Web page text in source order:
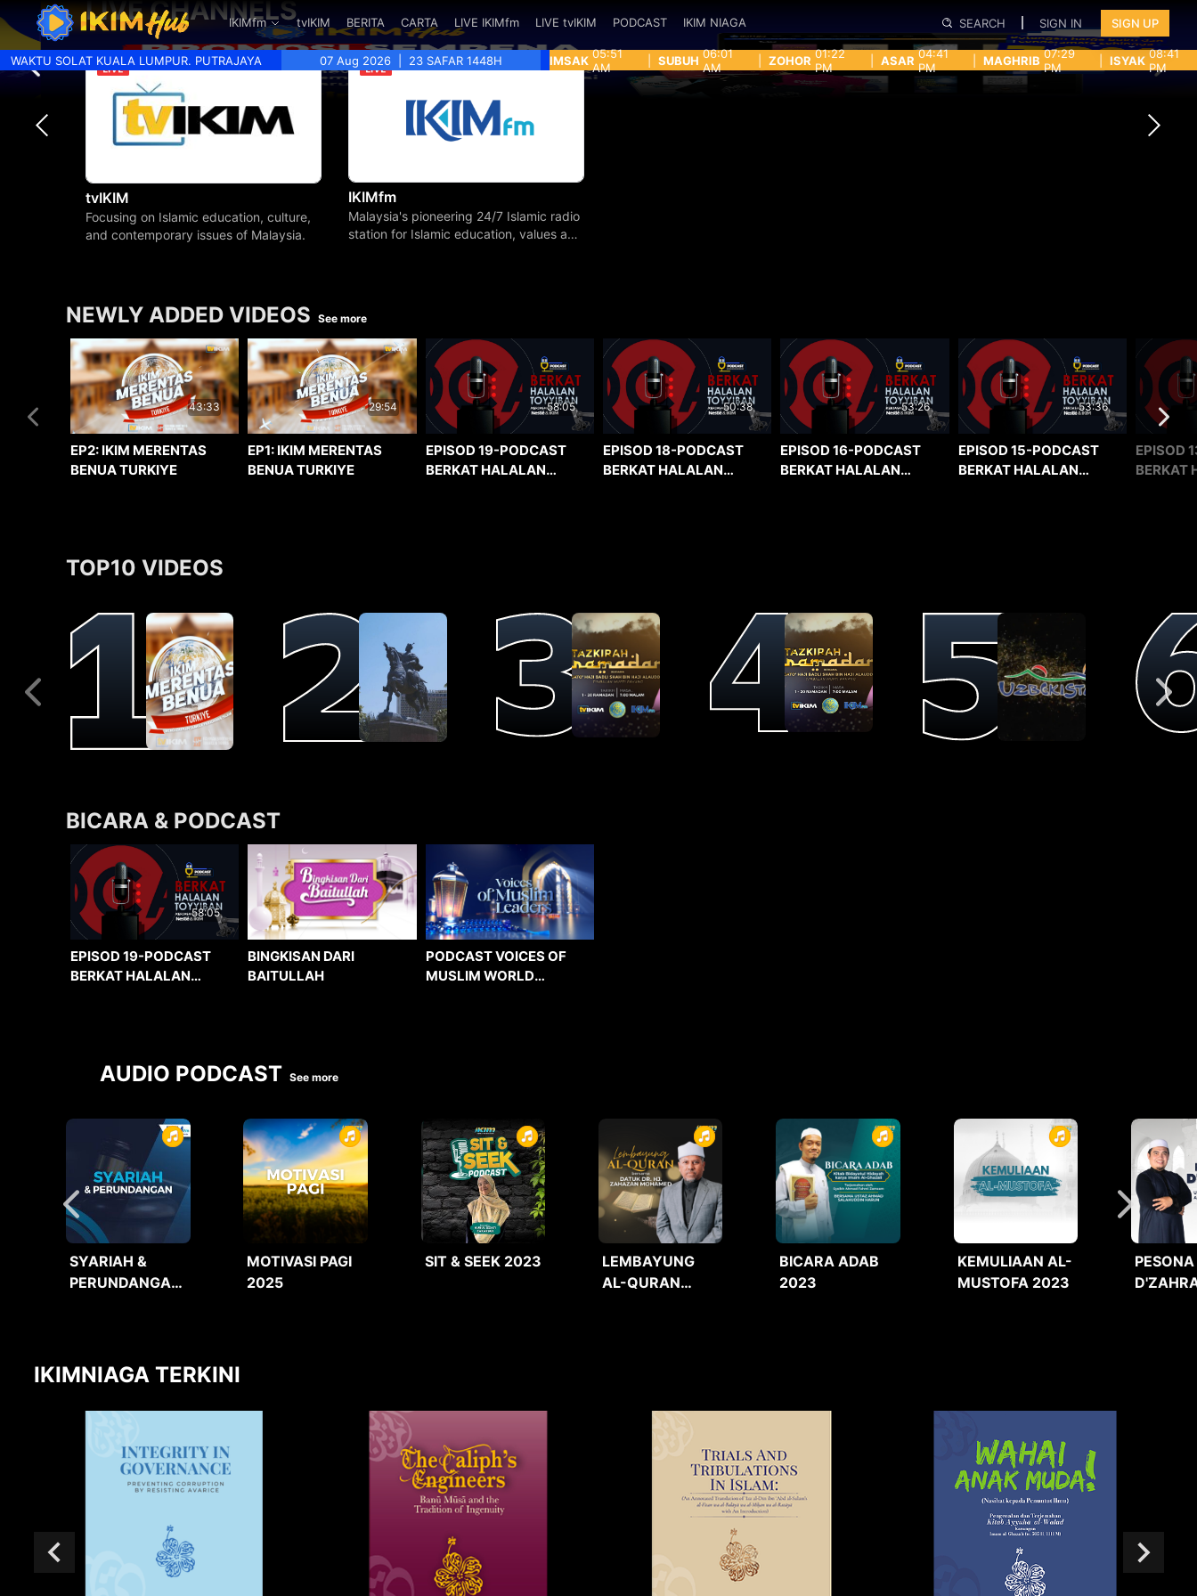
IKIMfm tvIKIM BERITA CARTA LIVE IKIMfm LIVE tvIKIM PODCAST IKIM NIAGA SEARCH SIGN IN SIGN UP
WAKTU SOLAT KUALA LUMPUR. PUTRAJAYA 07 Aug 2026 23 SAFAR 1448H IMSAK 05:51
AM
SUBUH 06:01
AM
ZOHOR 01:22
PM
ASAR 04:41
PM
MAGHRIB 07:29
PM
ISYAK 08:41
PM
LIVE CHANNELS
tvIKIM
Focusing on Islamic education, culture,
and contemporary issues of Malaysia.
IKIMfm
Malaysia's pioneering 24/7 Islamic radio
station for Islamic education, values and
NEWLY ADDED VIDEOS See more
43:33
EP2: IKIM MERENTAS
BENUA TURKIYE
29:54
EP1: IKIM MERENTAS
BENUA TURKIYE
58:05
EPISOD 19-PODCAST
BERKAT HALALAN
50:38
EPISOD 18-PODCAST
BERKAT HALALAN
53:26
EPISOD 16-PODCAST
BERKAT HALALAN
53:36
EPISOD 15-PODCAST
BERKAT HALALAN
EPISOD
BERKAT
TOP10 VIDEOS
BICARA & PODCAST
58:05
EPISOD 19-PODCAST
BERKAT HALALAN
BINGKISAN DARI
BAITULLAH
PODCAST VOICES OF
MUSLIM WORLD
AUDIO PODCAST See more
SYARIAH &
PERUNDANGAN
MOTIVASI PAGI
2025
SIT & SEEK 2023
LEMBAYUNG
AL-QURAN
BICARA ADAB
2023
KEMULIAAN AL-
MUSTOFA 2023
PESONA
IKIMNIAGA TERKINI